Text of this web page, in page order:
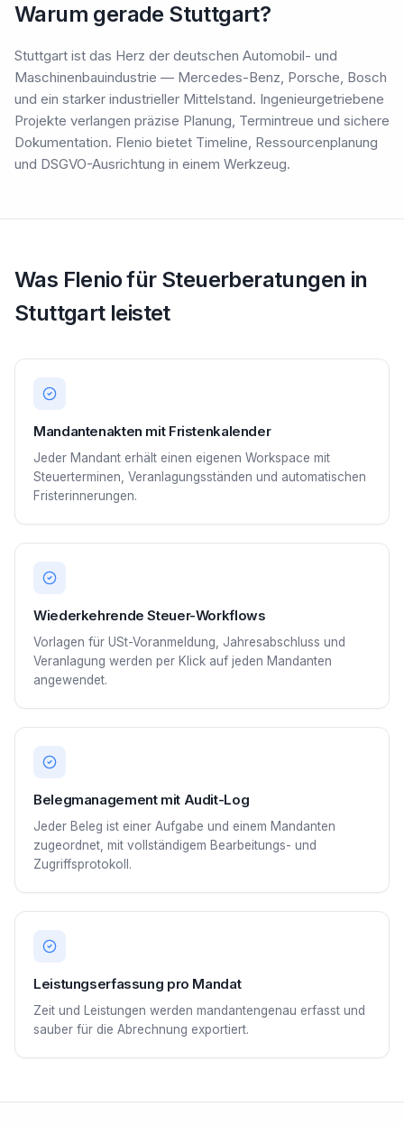
Warum gerade Stuttgart?
Stuttgart ist das Herz der deutschen Automobil- und
Maschinenbauindustrie — Mercedes-Benz, Porsche, Bosch
und ein starker industrieller Mittelstand. Ingenieurgetriebene
Projekte verlangen präzise Planung, Termintreue und sichere
Dokumentation. Flenio bietet Timeline, Ressourcenplanung
und DSGVO-Ausrichtung in einem Werkzeug.
Was Flenio für Steuerberatungen in
Stuttgart leistet
Mandantenakten mit Fristenkalender
Jeder Mandant erhält einen eigenen Workspace mit
Steuerterminen, Veranlagungsständen und automatischen
Fristerinnerungen.
Wiederkehrende Steuer-Workflows
Vorlagen für USt-Voranmeldung, Jahresabschluss und
Veranlagung werden per Klick auf jeden Mandanten
angewendet.
Belegmanagement mit Audit-Log
Jeder Beleg ist einer Aufgabe und einem Mandanten
zugeordnet, mit vollständigem Bearbeitungs- und
Zugriffsprotokoll.
Leistungserfassung pro Mandat
Zeit und Leistungen werden mandantengenau erfasst und
sauber für die Abrechnung exportiert.